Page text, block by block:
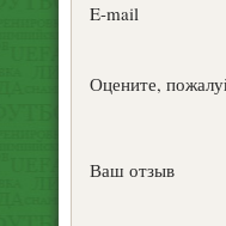
E-mail
Оцените,
Ваш отзыв